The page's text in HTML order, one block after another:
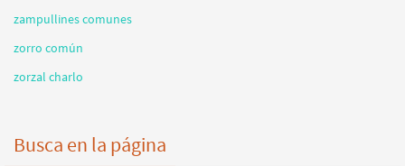
zampullines comunes
zorro común
zorzal charlo
Busca en la página